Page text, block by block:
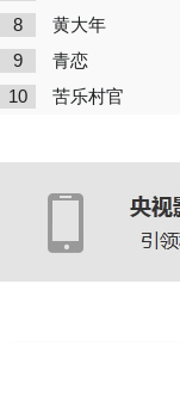
8 黄大年
9 青恋
10 苦乐村官